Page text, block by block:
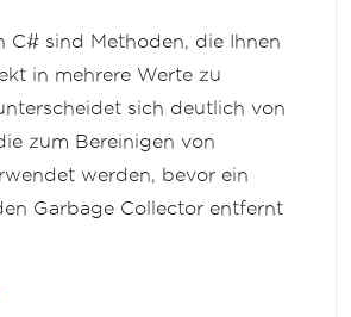
C# sind Methoden, die Ihnen
in mehrere Werte zu
sich deutlich von
zum Bereinigen von
werden, bevor ein
Garbage Collector entfernt